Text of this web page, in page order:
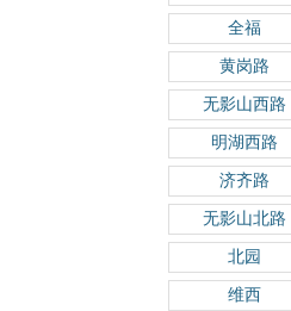
全福
黄岗路
无影山西路
明湖西路
济齐路
无影山北路
北园
维西